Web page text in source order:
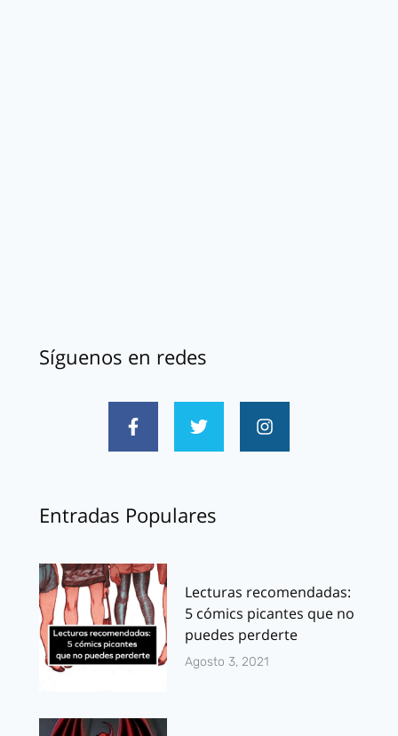
Síguenos en redes
Entradas Populares
Lecturas recomendadas:
5 cómics picantes que no
puedes perderte
Agosto 3, 2021